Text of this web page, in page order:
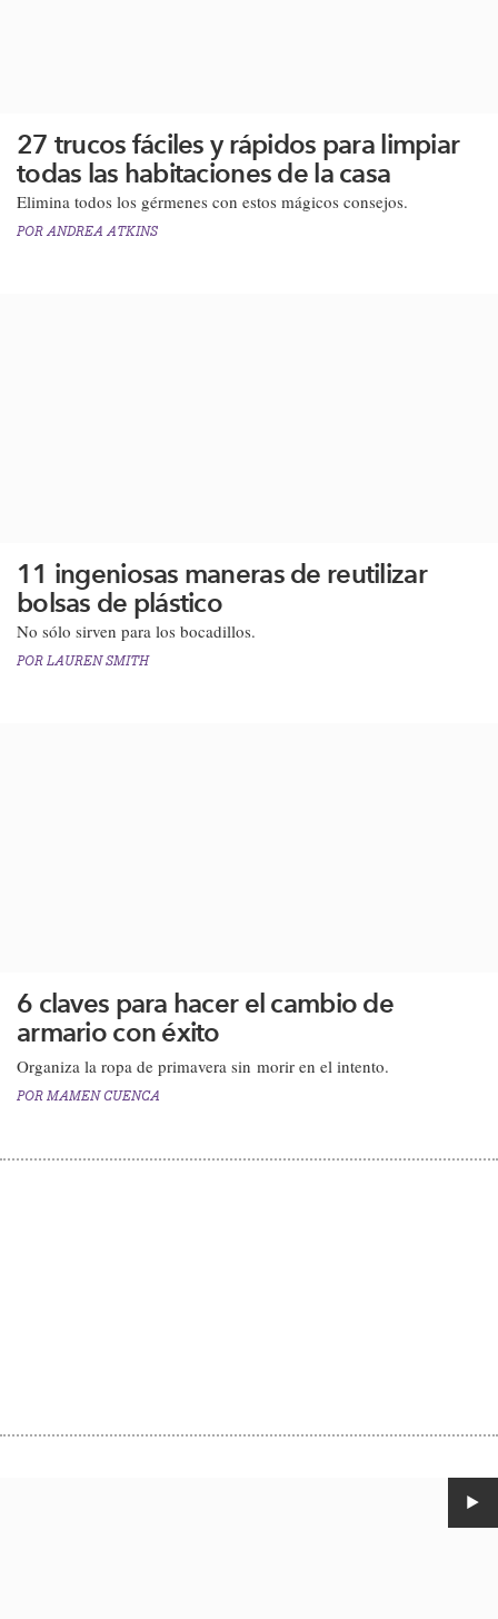
27 trucos fáciles y rápidos para limpiar
todas las habitaciones de la casa
Elimina todos los gérmenes con estos mágicos consejos.
PORANDREA ATKINS
11 ingeniosas maneras de reutilizar
bolsas de plástico
No sólo sirven para los bocadillos.
POR LAUREN SMITH
6 claves para hacer el cambio de
armario con éxito
Organiza la ropa de primavera sin morir en el intento.​
POR MAMEN CUENCA